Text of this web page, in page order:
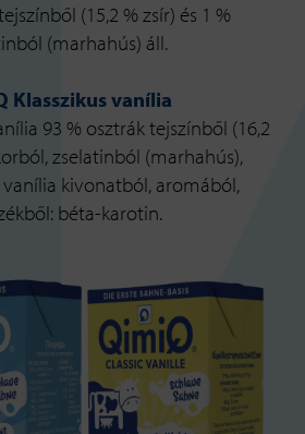
(15,2 % zsír) és 1 %
(marhahús) áll.
Klasszikus vanília
93 % osztrák tejszínből (16,2
zselatinból (marhahús),
kivonatból, aromából,
béta-karotin.